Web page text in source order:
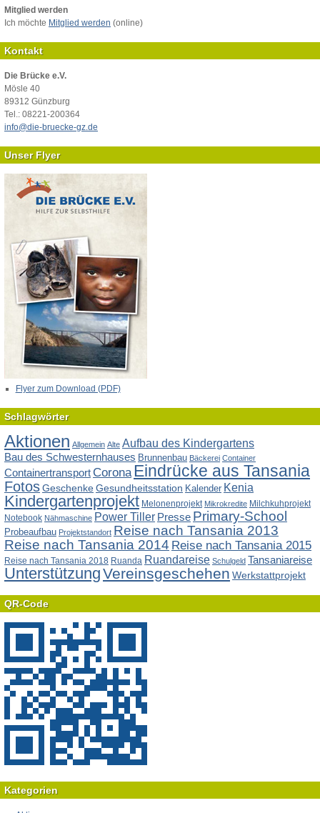
Mitglied werden
Ich möchte Mitglied werden (online)
Kontakt
Die Brücke e.V.
Mösle 40
89312 Günzburg
Tel.: 08221-200364
info@die-bruecke-gz.de
Unser Flyer
Flyer zum Download (PDF)
Schlagwörter
Aktionen Allgemein Alte Aufbau des Kindergartens
Bau des Schwesternhauses Brunnenbau Bäckerei Container
Containertransport Corona Eindrücke aus Tansania
FotosGeschenkeGesundheitsstation Kalender Kenia
Kindergartenprojekt Melonenprojekt Mikrokredite Milchkuhprojekt
Notebook Nähmaschine Power Tiller Presse Primary-School
Probeaufbau Projektstandort Reise nach Tansania 2013
Reise nach Tansania 2014 Reise nach Tansania 2015
Reise nach Tansania 2018 Ruanda Ruandareise Schulgeld Tansaniareise
UnterstützungVereinsgeschehen Werkstattprojekt
QR-Code
Kategorien